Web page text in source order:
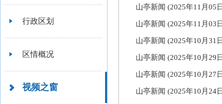
行政区划
区情概况
视频之窗
山亭新闻 (2025年11月05
山亭新闻 (2025年11月03
山亭新闻 (2025年10月31
山亭新闻 (2025年10月29
山亭新闻 (2025年10月27
山亭新闻 (2025年10月24